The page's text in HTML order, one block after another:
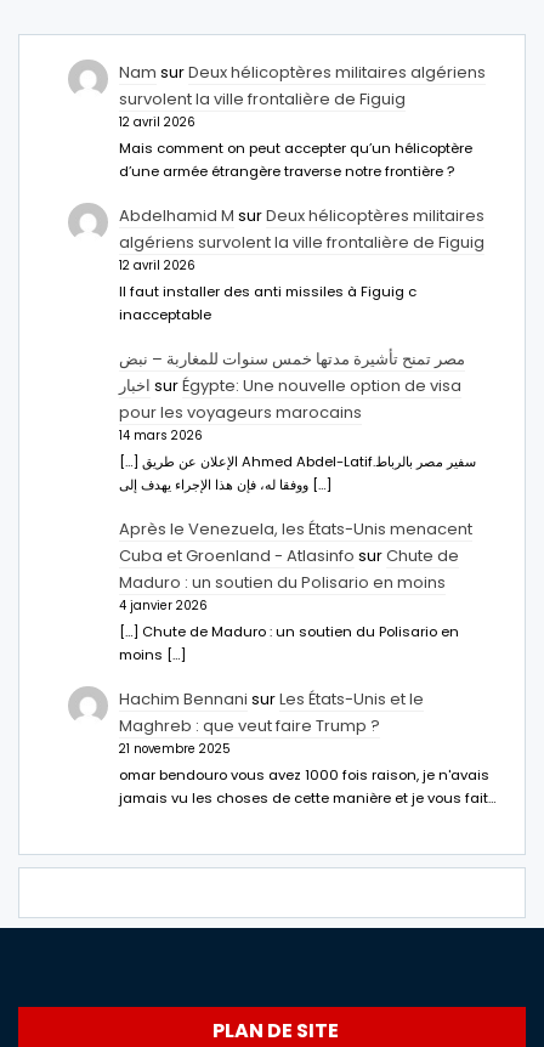
Nam surDeux hélicoptères militaires algériens
survolent la ville frontalière de Figuig
12 avril 2026
Mais comment on peut accepter qu’un hélicoptère
d’une armée étrangère traverse notre frontière ?
Abdelhamid M surDeux hélicoptères militaires
algériens survolent la ville frontalière de Figuig
12 avril 2026
Il faut installer des anti missiles à Figuig c
inacceptable
مصر تمنح تأشيرة مدتها خمس سنوات للمغاربة – نبض
اخبار surÉgypte: Une nouvelle option de visa
pour les voyageurs marocains
14 mars 2026
[…] الإعلان عن طريق Ahmed Abdel-Latifسفير مصر بالرباط.
ووفقا له، فإن هذا الإجراء يهدف إلى […]
Après le Venezuela, les États-Unis menacent
Cuba et Groenland - Atlasinfo surChute de
Maduro : un soutien du Polisario en moins
4 janvier 2026
[…] Chute de Maduro : un soutien du Polisario en
moins […]
Hachim Bennani surLes États-Unis et le
Maghreb : que veut faire Trump ?
21 novembre 2025
omar bendouro vous avez 1000 fois raison, je n'avais
jamais vu les choses de cette manière et je vous fait…
PLAN DE SITE